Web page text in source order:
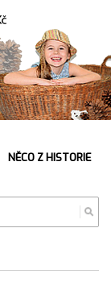
NĚCO Z HISTORIE